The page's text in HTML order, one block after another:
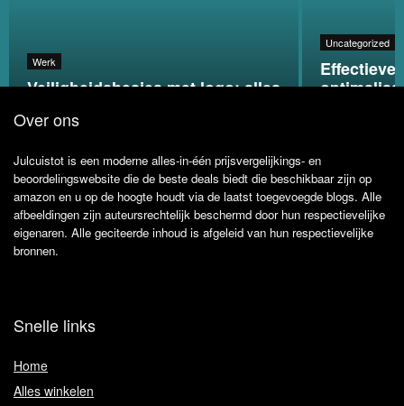
Werk
Veiligheidshesjes met logo: alles
Uncategorized
Effectieve
Over ons
Julcuistot is een moderne alles-in-één prijsvergelijkings- en
beoordelingswebsite die de beste deals biedt die beschikbaar zijn op
amazon en u op de hoogte houdt via de laatst toegevoegde blogs. Alle
afbeeldingen zijn auteursrechtelijk beschermd door hun respectievelijke
eigenaren. Alle geciteerde inhoud is afgeleid van hun respectievelijke
bronnen.
Snelle links
Home
Alles winkelen